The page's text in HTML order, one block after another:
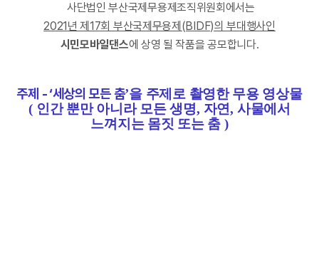
사단법인 부산국제무용제조직위원회에서는
2021년 제17회 부산국제무용제(BIDF)의 부대행사인
​시민모바일댄스​에 상영 될 작품을 공모합니다.
주제 -‘세상의 모든 춤’을 주제로 촬영한 무용 영상물
( 인간 뿐만 아니라 모든 생명, 자연,사물에서
느껴지는 몸짓 또는 춤 )